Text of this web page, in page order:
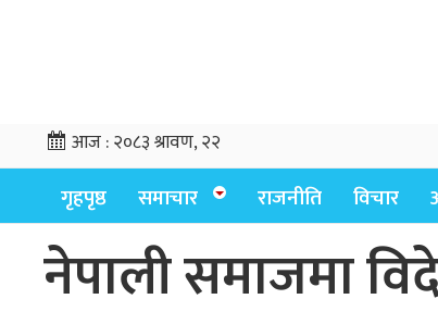
आज :२०८३ श्रावण, २२
गृहपृष्ठ समाचार राजनीति विचार
नेपाली समाजमा